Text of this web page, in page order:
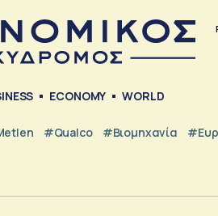
ECONOMY WORLD
#Qualco #Βιομηχανία